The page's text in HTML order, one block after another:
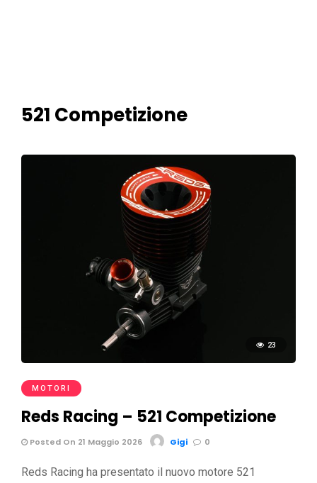
521 Competizione
23
MOTORI
Reds Racing – 521 Competizione
Posted On 21 Maggio 2026 Gigi 0
Reds Racing ha presentato il nuovo motore 521